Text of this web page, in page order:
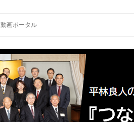
動画ポータル